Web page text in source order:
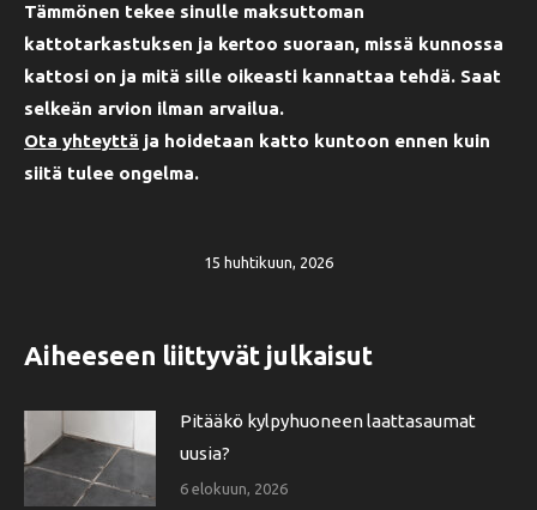
Tämmönen tekee sinulle maksuttoman
kattotarkastuksen ja kertoo suoraan, missä kunnossa
kattosi on ja mitä sille oikeasti kannattaa tehdä. Saat
selkeän arvion ilman arvailua.
Ota yhteyttä ja hoidetaan katto kuntoon ennen kuin
siitä tulee ongelma.
15 huhtikuun, 2026
Aiheeseen liittyvät julkaisut
Pitääkö kylpyhuoneen laattasaumat
uusia?
6 elokuun, 2026